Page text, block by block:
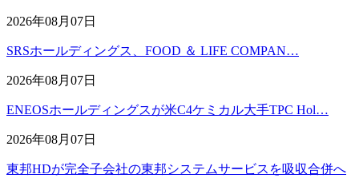
2026年08月07日
SRSホールディングス、FOOD ＆ LIFE COMPAN…
2026年08月07日
ENEOSホールディングスが米C4ケミカル大手TPC Hol…
2026年08月07日
東邦HDが完全子会社の東邦システムサービスを吸収合併へ